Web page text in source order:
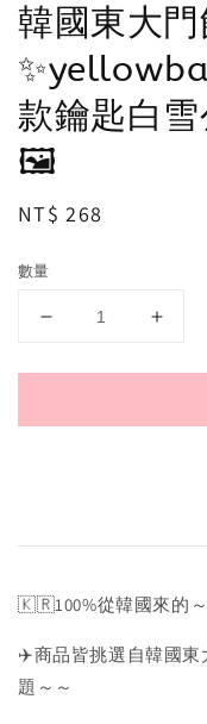
韓國東大
款鑰匙白
🖼
Regular
NT$ 268
數量
🇰🇷100%從韓國來的～
✈️商品皆挑選自韓國東
題～～